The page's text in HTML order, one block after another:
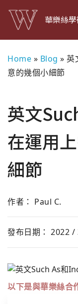
華樂絲
Home » Blog » 英
意的幾個小細節
英文
在運用
細節
作者： Paul C.
發布日期： 2022 /
以下是與華樂絲合